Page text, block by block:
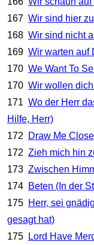
167 Wir sind hier
168 Wir sind nicht
169 Wir warten auf
170 We Want To
170 Wir wollen
171 Wo der Herr
Hilfe, Herr)
172
Draw Me
172 Zieh mich hin
173 Zwischen
174 Beten (In der
175 Herr, sei
gesagt hat)
175
Lord Have